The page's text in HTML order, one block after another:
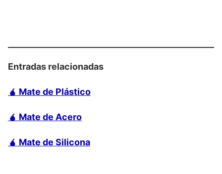
Entradas relacionadas
🧉 Mate de Plástico
🧉 Mate de Acero
🧉 Mate de Silicona